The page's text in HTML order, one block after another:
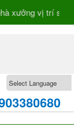
xưởng vị trí sát